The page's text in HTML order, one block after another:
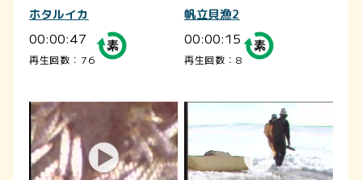
ホタルイカ
00:00:47
再生回数：76
帆立貝漁2
00:00:15
再生回数：8